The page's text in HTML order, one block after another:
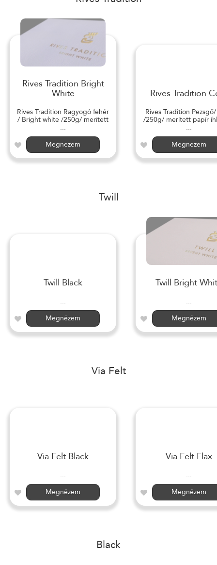
Rives Tradition Bright
White
Rives Tradition Ragyogó fehér
/ Bright white /250g/ merített
...
Megnézem
Rives Tradition
Rives Tradition
/250g/ merített papír
...
Megnézem
Twill
Twill Black
...
Megnézem
Twill Bright
...
Megnézem
Via Felt
Via Felt Black
...
Megnézem
Via Felt Flax
...
Megnézem
Black